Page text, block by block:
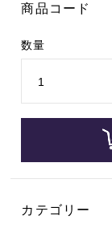
商品コード
数量
カテゴリー